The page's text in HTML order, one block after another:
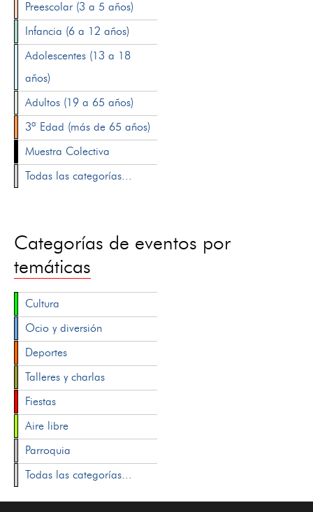
Preescolar (3 a 5 años)
Infancia (6 a 12 años)
Adolescentes (13 a 18
años)
Adultos (19 a 65 años)
3ª Edad (más de 65 años)
Muestra Colectiva
Todas las categorías...
Categorías de eventos por
temáticas
Cultura
Ocio y diversión
Deportes
Talleres y charlas
Fiestas
Aire libre
Parroquia
Todas las categorías...